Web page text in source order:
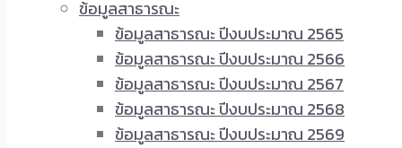
ข้อมูลสาธารณะ
ข้อมูลสาธารณะ ปีงบประมาณ 2565
ข้อมูลสาธารณะ ปีงบประมาณ 2566
ข้อมูลสาธารณะ ปีงบประมาณ 2567
ข้อมูลสาธารณะ ปีงบประมาณ 2568
ข้อมูลสาธารณะ ปีงบประมาณ 2569